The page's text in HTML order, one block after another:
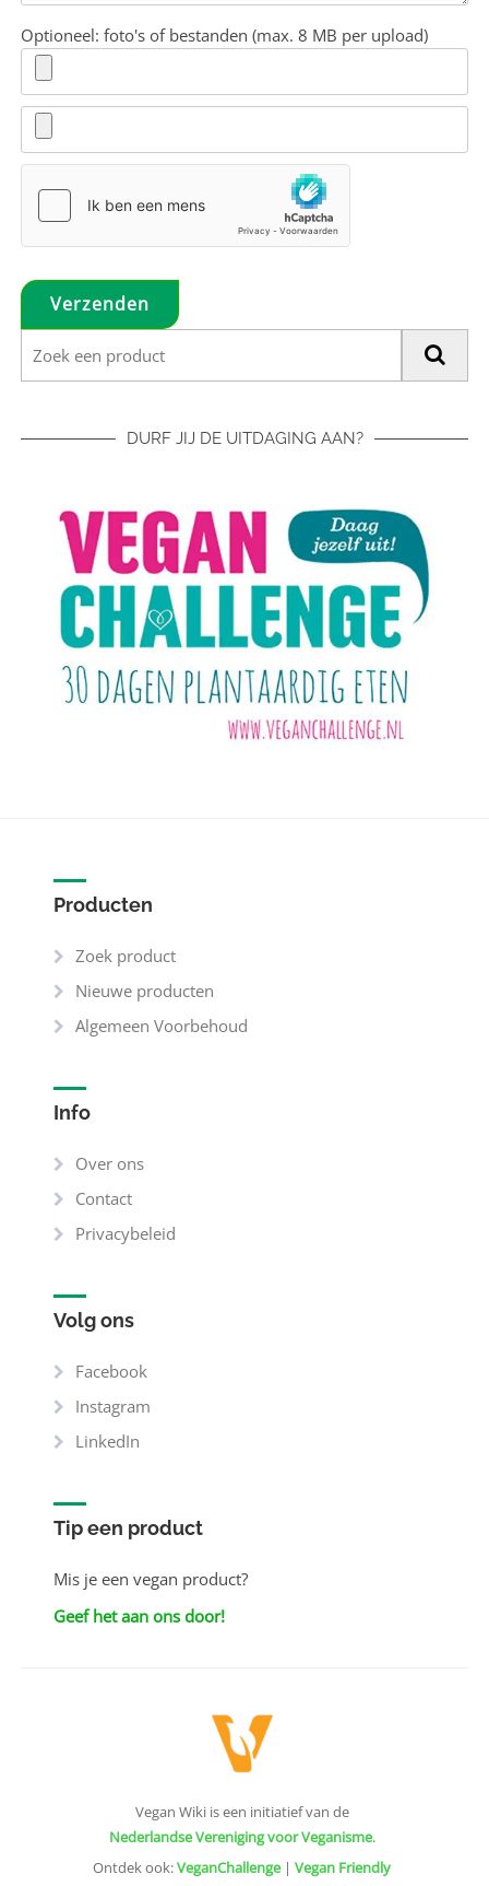
Optioneel: foto's of bestanden (max. 8 MB per upload)
DURF JIJ DE UITDAGING AAN?
Producten
Zoek product
Nieuwe producten
Algemeen Voorbehoud
Info
Over ons
Contact
Privacybeleid
Volg ons
Facebook
Instagram
LinkedIn
Tip een product
Mis je een vegan product?
Geef het aan ons door!
Vegan Wiki is een initiatief van de
Nederlandse Vereniging voor Veganisme.
Ontdek ook:VeganChallenge| Vegan Friendly